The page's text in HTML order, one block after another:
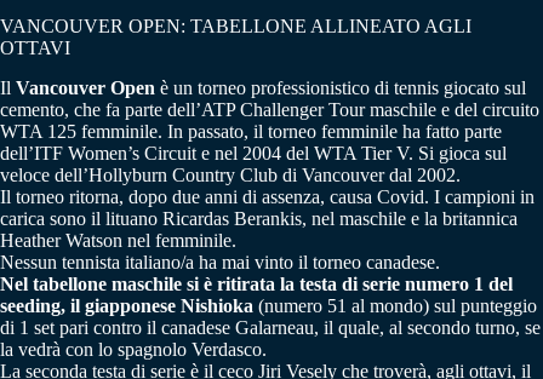
VANCOUVER OPEN: TABELLONE ALLINEATO AGLI
OTTAVI
Il Vancouver Open è un torneo professionistico di tennis giocato sul
cemento, che fa parte dell’ATP Challenger Tour maschile e del circuito
WTA 125 femminile. In passato, il torneo femminile ha fatto parte
dell’ITF Women’s Circuit e nel 2004 del WTA Tier V. Si gioca sul
veloce dell’Hollyburn Country Club di Vancouver dal 2002.
Il torneo ritorna, dopo due anni di assenza, causa Covid. I campioni in
carica sono il lituano Ricardas Berankis, nel maschile e la britannica
Heather Watson nel femminile.
Nessun tennista italiano/a ha mai vinto il torneo canadese.
Nel tabellone maschile si è ritirata la testa di serie numero 1 del
seeding, il giapponese Nishioka (numero 51 al mondo) sul punteggio
di 1 set pari contro il canadese Galarneau, il quale, al secondo turno, se
la vedrà con lo spagnolo Verdasco.
La seconda testa di serie è il ceco Jiri Vesely che troverà, agli ottavi, il